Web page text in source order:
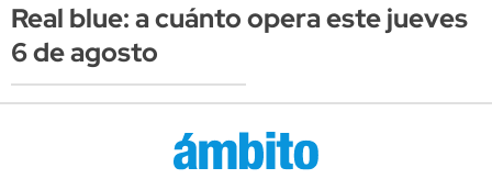
Real blue: a cuánto opera este jueves
6 de agosto